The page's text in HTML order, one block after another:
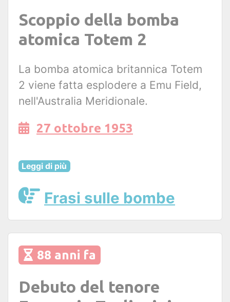
Scoppio della bomba
atomica Totem 2
La bomba atomica britannica Totem
2 viene fatta esplodere a Emu Field,
nell'Australia Meridionale.
27 ottobre 1953
Leggi di più
Frasi sulle bombe
88 anni fa
Debuto del tenore